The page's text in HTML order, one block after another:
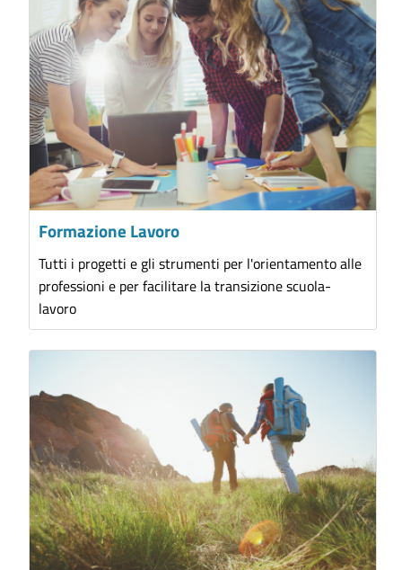
Formazione Lavoro
Tutti i progetti e gli strumenti per l'orientamento alle
professioni e per facilitare la transizione scuola-
lavoro